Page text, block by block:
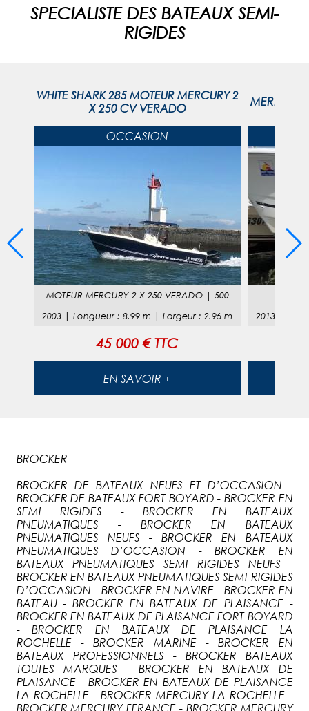
SPECIALISTE DES BATEAUX SEMI-
RIGIDES
WHITE SHARK 285 MOTEUR MERCURY 2
X 250 CV VERADO
OCCASION
MOTEUR MERCURY 2 X 250 VERADO| 500
2003 |Longueur :8.99 m |Largeur :2.96 m
45 000 € TTC
EN SAVOIR +
MERRY
2013
BROCKER
BROCKER DE BATEAUX NEUFS ET D’OCCASION -
BROCKER DE BATEAUX FORT BOYARD - BROCKER EN
SEMI RIGIDES - BROCKER EN BATEAUX
PNEUMATIQUES - BROCKER EN BATEAUX
PNEUMATIQUES NEUFS - BROCKER EN BATEAUX
PNEUMATIQUES D’OCCASION - BROCKER EN
BATEAUX PNEUMATIQUES SEMI RIGIDES NEUFS -
BROCKER EN BATEAUX PNEUMATIQUES SEMI RIGIDES
D’OCCASION - BROCKER EN NAVIRE - BROCKER EN
BATEAU - BROCKER EN BATEAUX DE PLAISANCE -
BROCKER EN BATEAUX DE PLAISANCE FORT BOYARD
- BROCKER EN BATEAUX DE PLAISANCE LA
ROCHELLE - BROCKER MARINE - BROCKER EN
BATEAUX PROFESSIONNELS - BROCKER BATEAUX
TOUTES MARQUES - BROCKER EN BATEAUX DE
PLAISANCE - BROCKER EN BATEAUX DE PLAISANCE
LA ROCHELLE - BROCKER MERCURY LA ROCHELLE -
BROCKER MERCURY FFRANCE - BROCKER MERCURY